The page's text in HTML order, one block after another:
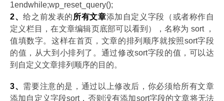
1endwhile;wp_reset_query();
2、给之前发表的所有文章添加自定义字段（或者称作自
定义栏目，在文章编辑页底部可以看到），名称为 sort ，
值填数字。这样在首页，文章的排列顺序就按照sort字段
的值，从大到小排列了。通过修改sort字段的值，可以达
到自定义文章排列顺序的目的。
3、 需要注意的是，通过以上修改后，你必须给所有文章
添加自定义字段sort，否则没有添加sort字段的文章将无法